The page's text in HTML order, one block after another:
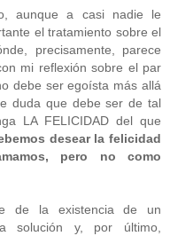
aunque a casi nadie le
el tratamiento sobre el
precisamente, parece
mi reflexión sobre el par
debe ser egoísta más allá
duda que debe ser de tal
LA FELICIDAD del que
desear la felicidad
pero no como
de la existencia de un
solución y, por último,